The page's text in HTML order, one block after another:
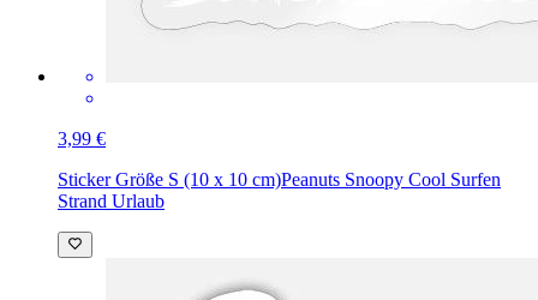
3,99 €
Sticker Größe S (10 x 10 cm)Peanuts Snoopy Cool Surfen
Strand Urlaub